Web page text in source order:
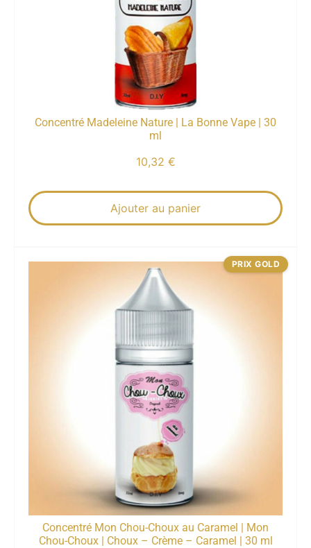
Concentré Madeleine Nature | La Bonne Vape | 30
ml
10,32 €
Ajouter au panier
Concentré Mon Chou-Choux au Caramel | Mon
Chou-Choux | Choux – Crème – Caramel | 30 ml
PRIX GOLD